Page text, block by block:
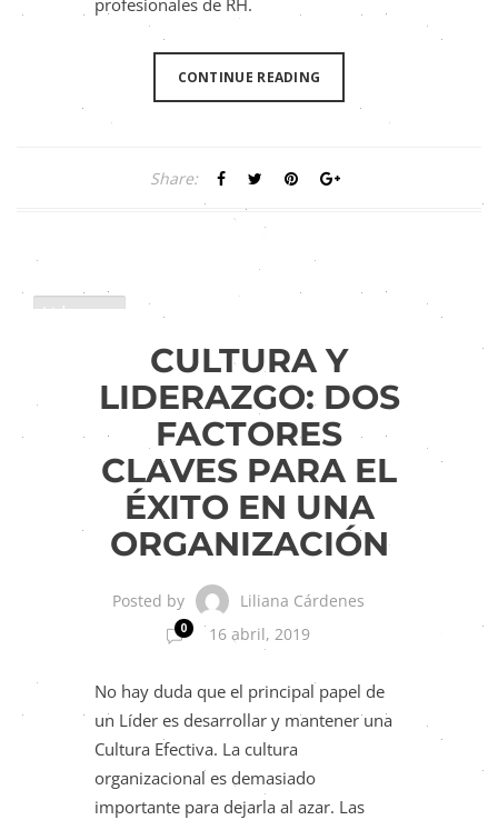
CONTINUE READING
Share:
Liderazgo
CULTURA Y
LIDERAZGO: DOS
FACTORES
CLAVES PARA EL
ÉXITO EN UNA
ORGANIZACIÓN
Posted by Liliana Cárdenes
0 16 abril, 2019
No hay duda que el principal papel de
un Líder es desarrollar y mantener una
Cultura Efectiva. La cultura
organizacional es demasiado
importante para dejarla al azar. Las